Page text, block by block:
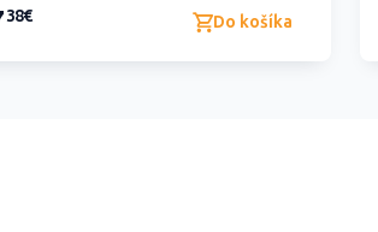
38€ Do košíka